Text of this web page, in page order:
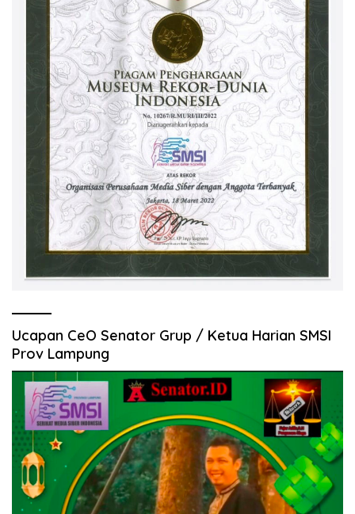
Ucapan CeO Senator Grup / Ketua Harian SMSI
Prov Lampung